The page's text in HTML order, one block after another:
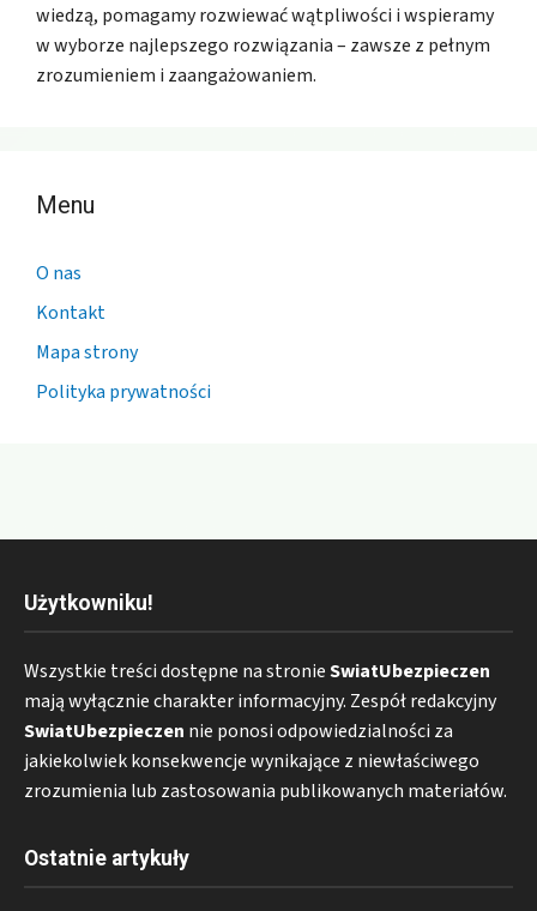
wiedzą, pomagamy rozwiewać wątpliwości i wspieramy
w wyborze najlepszego rozwiązania – zawsze z pełnym
zrozumieniem i zaangażowaniem.
Menu
O nas
Kontakt
Mapa strony
Polityka prywatności
Użytkowniku!
Wszystkie treści dostępne na stronieSwiatUbezpieczen
mają wyłącznie charakter informacyjny. Zespół redakcyjny
SwiatUbezpieczen nie ponosi odpowiedzialności za
jakiekolwiek konsekwencje wynikające z niewłaściwego
zrozumienia lub zastosowania publikowanych materiałów.
Ostatnie artykuły